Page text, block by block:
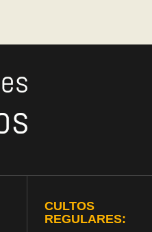
CULTOS
REGULARES: